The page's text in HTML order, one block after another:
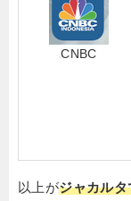
CNBC
以上がジャカル